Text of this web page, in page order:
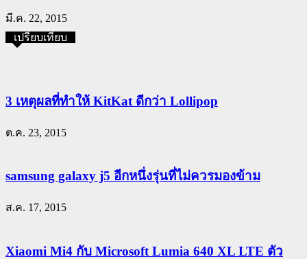
มี.ค. 22, 2015
เปรียบเทียบ
3 เหตุผลที่ทำให้ KitKat ดีกว่า Lollipop
ต.ค. 23, 2015
samsung galaxy j5 อีกหนึ่งรุ่นที่ไม่ควรมองข้าม
ส.ค. 17, 2015
Xiaomi Mi4 กับ Microsoft Lumia 640 XL LTE ตัว